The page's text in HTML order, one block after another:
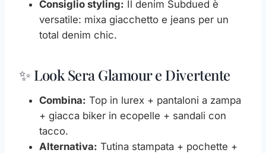
Consiglio styling: Il denim Subdued è
versatile: mixa giacchetto e jeans per un
total denim chic.
✨ Look Sera Glamour e Divertente
Combina: Top in lurex + pantaloni a zampa
+ giacca biker in ecopelle + sandali con
tacco.
Alternativa: Tutina stampata + pochette +